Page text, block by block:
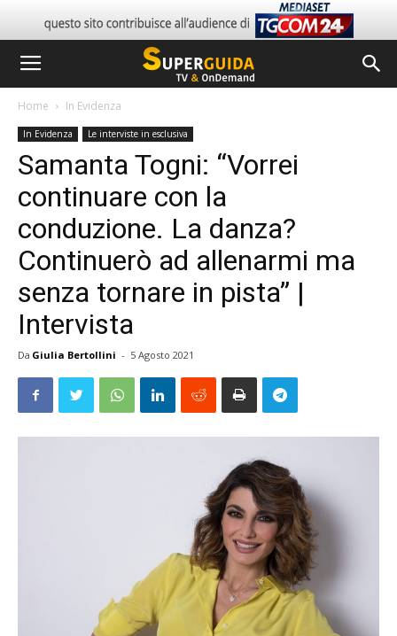
Home In Evidenza
In Evidenza Le interviste in esclusiva
Samanta Togni: “Vorrei
continuare con la
conduzione. La danza?
Continuerò ad allenarmi ma
senza tornare in pista” |
Intervista
Da Giulia Bertollini - 5 Agosto 2021